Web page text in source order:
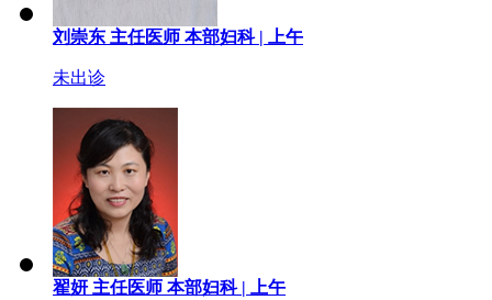
刘崇东 主任医师 本部妇科 | 上午
未出诊
翟妍 主任医师 本部妇科 | 上午